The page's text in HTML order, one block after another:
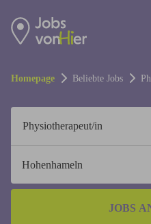
Homepage Beliebte Jobs
JOBS